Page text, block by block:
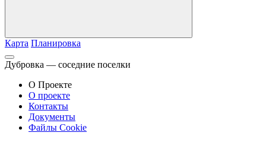
Карта Планировка
Дубровка — соседние поселки
О Проекте
О проекте
Контакты
Документы
Файлы Cookie